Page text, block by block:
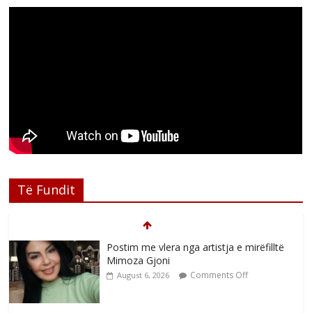
Të Fundit
Postim me vlera nga artistja e mirëfilltë
Mimoza Gjoni
August 6, 2026 Comments Off